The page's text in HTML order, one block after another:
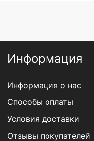
Информация
Информация о нас
Способы оплаты
Условия доставки
Отзывы покупателей